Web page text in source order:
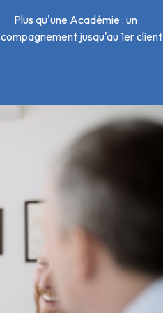
Plus qu'une Académie : un
jusqu'au 1er client